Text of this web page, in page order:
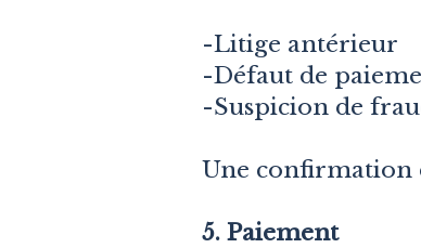
-Litige antérieur
-Défaut de
-Suspicion de
Une confirmation
5. Paiement